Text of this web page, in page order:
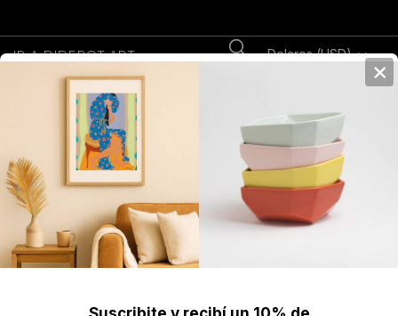
IR A DIDEROT.ART Dolares (USD)
breadcrumbs.uy Arte en Accesorios > Pañuelos 100 x 100 cm
Descubrí objetos de arte creados por artistas y
100 x 100 cm
×